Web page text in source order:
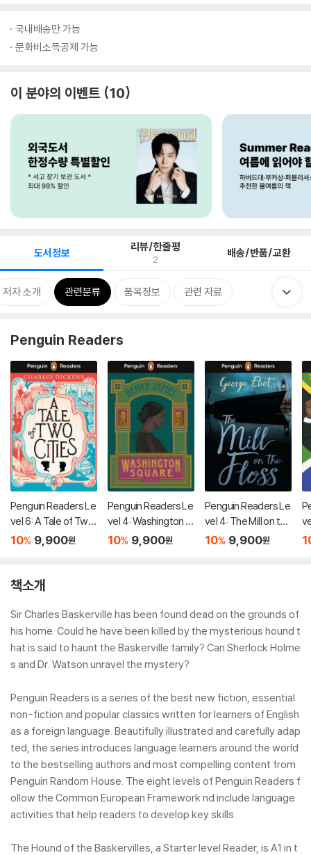
국내배송만 가능
문화비소득공제 가능
이 분야의 이벤트 10
도서정보 리뷰/한줄평
2 배송/반품/교환
저자 소개 관련분류 품목정보 관련 자료
Penguin Readers
Penguin Readers Le
vel 6: A Tale of Two
Cities (ELT Graded
10% 9,900원
Penguin Readers Le
vel 4: Washington S
quare (ELT Graded
10% 9,900원
Penguin Readers Le
vel 4: The Mill on the
Floss (ELT Graded R
10% 9,900원
책소개
Sir Charles Baskerville has been found dead on the grounds of
his home. Could he have been killed by the mysterious hound t
hat is said to haunt the Baskerville family? Can Sherlock Holme
s and Dr. Watson unravel the mystery?
Penguin Readers is a series of the best new fiction, essential
non-fiction and popular classics written for learners of English
as a foreign language. Beautifully illustrated and carefully adap
ted, the series introduces language learners around the world
to the bestselling authors and most compelling content from
Penguin Random House. The eight levels of Penguin Readers f
ollow the Common European Framework nd include language
activities that help readers to develop key skills.
The Hound of the Baskervilles, a Starter level Reader, is A1 in t